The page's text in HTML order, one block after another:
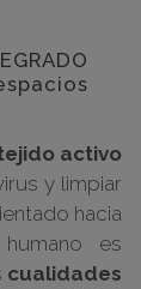
activo
y limpiar
hacia
es
cualidades